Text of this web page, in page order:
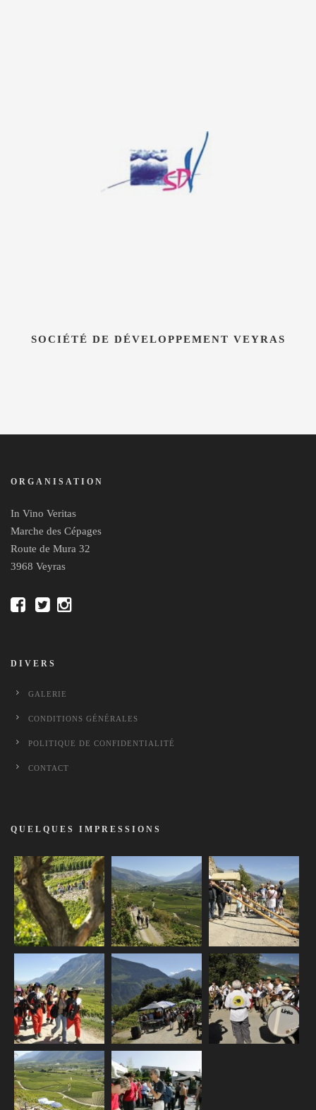
SOCIÉTÉ DE DÉVELOPPEMENT VEYRAS
ORGANISATION
In Vino Veritas
Marche des Cépages
Route de Mura 32
3968 Veyras
DIVERS
GALERIE
CONDITIONS GÉNÉRALES
POLITIQUE DE CONFIDENTIALITÉ
CONTACT
QUELQUES IMPRESSIONS